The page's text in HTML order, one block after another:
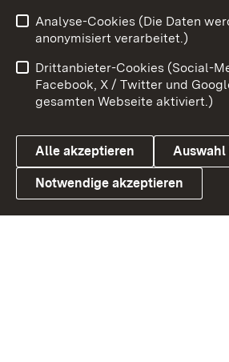
Link zum Landesportal
Benutzungshinweise
Datenschutz
Cookies
Analyse-Cookies (Die Daten
anonymisiert verarbeitet.)
Drittanbieter-Cookies (Social-
Facebook, X / Twitter und
gesamten Webseite aktiviert.)
Alle akzeptieren Auswahl
Notwendige akzeptieren